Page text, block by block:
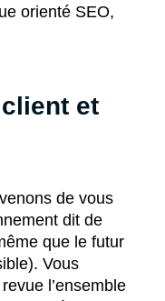
orienté SEO,
et
de vous
dit de
que le futur
Vous
l’ensemble